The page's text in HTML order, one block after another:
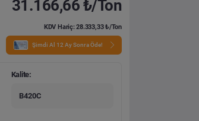
31.166,66 ₺/Ton
KDV Hariç: 28.333,33 ₺/Ton
Şimdi Al 12 Ay Sonra Öde!
Kalite:
B420C